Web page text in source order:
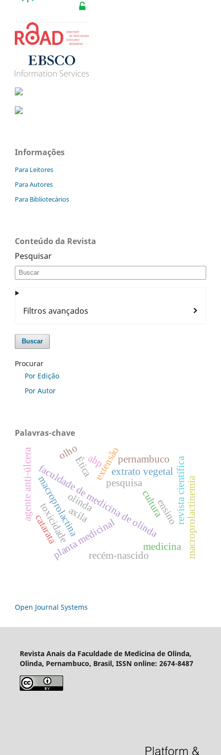
Informações
Para Leitores
Para Autores
Para Bibliotecários
Conteúdo da Revista
Pesquisar
Filtros avançados
Buscar
Procurar
Por Edição
Por Autor
Palavras-chave
faculdade de medicina de olindaensino
pesquisa
extensão
medicina
olinda revista científica
macroprolactina macroprolactinemia
planta medicinal
extrato vegetal
agente anti-úlcera
toxicidade cultura
Ética
recém-nascido
pernambuco
axila
abp
catarata
olho
Open Journal Systems
Revista Anais da Faculdade de Medicina de Olinda,
Olinda, Pernambuco, Brasil, ISSN online: 2674-8487